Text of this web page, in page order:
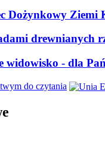
Dożynkowy Ziemi
drewnianych
widowisko - dla